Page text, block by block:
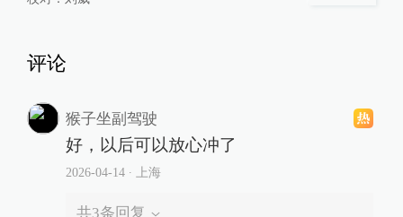
评论
猴子坐副驾驶
好，以后可以放心冲了
2026-04-14∙ 上海
共3条回复